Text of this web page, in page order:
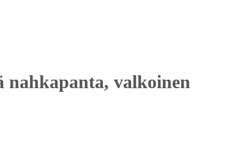
nahkapanta, valkoinen